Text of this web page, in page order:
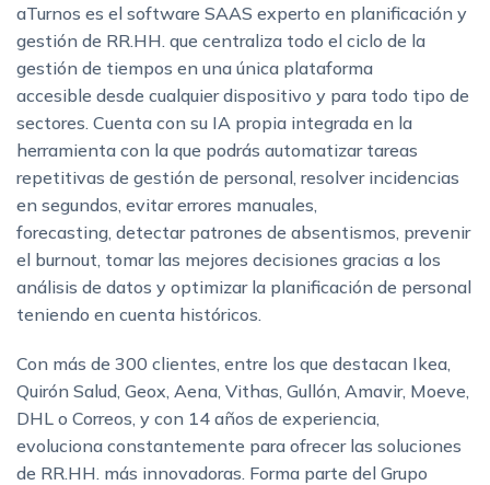
aTurnos es el software SAAS experto en planificación y
gestión de RR.HH. que centraliza todo el ciclo de la
gestión de tiempos en una única plataforma
accesible desde cualquier dispositivo y para todo tipo de
sectores. Cuenta con su IA propia integrada en la
herramienta con la que podrás automatizar tareas
repetitivas de gestión de personal, resolver incidencias
en segundos, evitar errores manuales,
forecasting, detectar patrones de absentismos, prevenir
el burnout, tomar las mejores decisiones gracias a los
análisis de datos y optimizar la planificación de personal
teniendo en cuenta históricos.
Con más de 300 clientes, entre los que destacan Ikea,
Quirón Salud, Geox, Aena, Vithas, Gullón, Amavir, Moeve,
DHL o Correos, y con 14 años de experiencia,
evoluciona constantemente para ofrecer las soluciones
de RR.HH. más innovadoras. Forma parte del Grupo